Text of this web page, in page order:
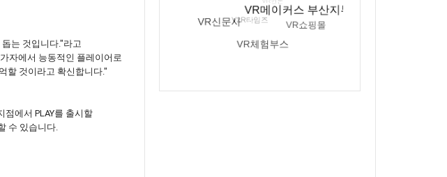
는 것입니다."라고
자에서 능동적인 플레이어로
할 것이라고 확신합니다."
에서 PLAY를 출시할
수 있습니다.